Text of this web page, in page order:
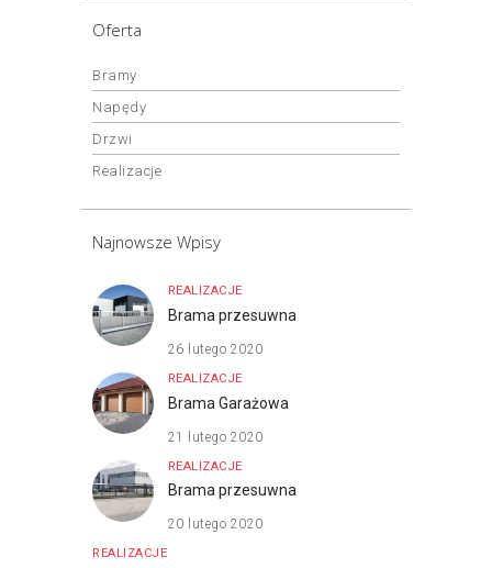
Oferta
Bramy
Napędy
Drzwi
Realizacje
Najnowsze Wpisy
REALIZACJE
Brama przesuwna
26 lutego 2020
REALIZACJE
Brama Garażowa
21 lutego 2020
REALIZACJE
Brama przesuwna
20 lutego 2020
REALIZACJE